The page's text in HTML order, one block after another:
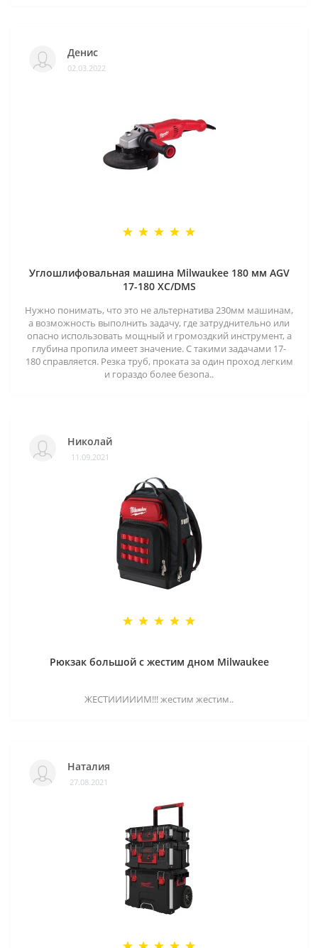
Денис
02.03.2022
Углошлифовальная машина Milwaukee 180 мм AGV
17-180 XC/DMS
Нужно понимать, что это не альтернатива 230мм машинам,
а возможность выполнить задачу, где затруднительно или
опасно использовать мощный и громоздкий инструмент, а
глубина пропила имеет значение. С такими задачами 17-
180 справляется. Резка труб, проката за один проход легким
и гораздо более безопа..
Николай
11.09.2021
Рюкзак большой с жестим дном Milwaukee
ЖЕСТИИИИИМ!!! жестим жестим..
Наталия
27.08.2021